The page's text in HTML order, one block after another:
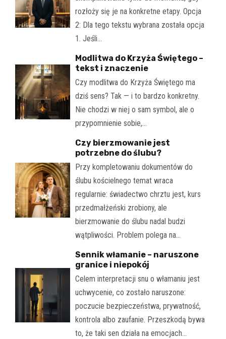
rozłoży się je na konkretne etapy. Opcja
2: Dla tego tekstu wybrana została opcja
1. Jeśli…
Modlitwa do Krzyża Świętego –
tekst i znaczenie
Czy modlitwa do Krzyża Świętego ma
dziś sens? Tak — i to bardzo konkretny.
Nie chodzi w niej o sam symbol, ale o
przypomnienie sobie,…
Czy bierzmowanie jest
potrzebne do ślubu?
Przy kompletowaniu dokumentów do
ślubu kościelnego temat wraca
regularnie: świadectwo chrztu jest, kurs
przedmałżeński zrobiony, ale
bierzmowanie do ślubu nadal budzi
wątpliwości. Problem polega na…
Sennik włamanie – naruszone
granice i niepokój
Celem interpretacji snu o włamaniu jest
uchwycenie, co zostało naruszone:
poczucie bezpieczeństwa, prywatność,
kontrola albo zaufanie. Przeszkodą bywa
to, że taki sen działa na emocjach…